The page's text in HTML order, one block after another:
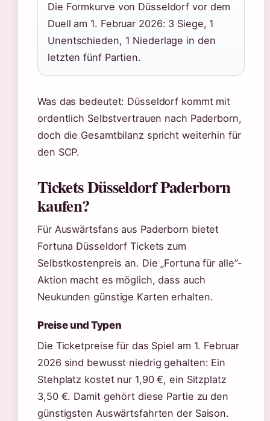
Die Formkurve von Düsseldorf vor dem
Duell am 1. Februar 2026: 3 Siege, 1
Unentschieden, 1 Niederlage in den
letzten fünf Partien.
Was das bedeutet: Düsseldorf kommt mit
ordentlich Selbstvertrauen nach Paderborn,
doch die Gesamtbilanz spricht weiterhin für
den SCP.
Tickets Düsseldorf Paderborn
kaufen?
Für Auswärtsfans aus Paderborn bietet
Fortuna Düsseldorf Tickets zum
Selbstkostenpreis an. Die „Fortuna für alle”-
Aktion macht es möglich, dass auch
Neukunden günstige Karten erhalten.
Preise und Typen
Die Ticketpreise für das Spiel am 1. Februar
2026 sind bewusst niedrig gehalten: Ein
Stehplatz kostet nur 1,90 €, ein Sitzplatz
3,50 €. Damit gehört diese Partie zu den
günstigsten Auswärtsfahrten der Saison.